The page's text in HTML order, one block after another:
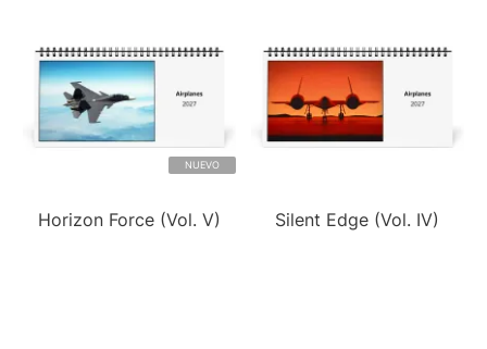
NUEVO
Horizon Force (Vol. V) Silent Edge (Vol. IV)